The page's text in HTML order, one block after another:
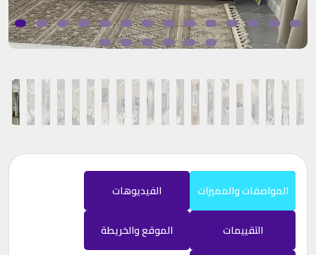
المواصفات والمميزات الفيديوهات
التقييمات الموقع والخريطة